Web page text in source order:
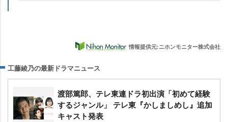
情報提供元:ニホンモニター株式会社
工藤綾乃の最新ドラマニュース
渡部篤郎、テレ東連ドラ初出演「初めて経験
するジャンル」 テレ東『かしましめし』追加
キャスト発表